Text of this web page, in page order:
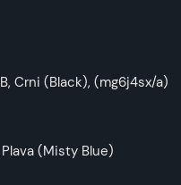
Crni (Black), (mg6j4sx/a)
(Misty Blue)